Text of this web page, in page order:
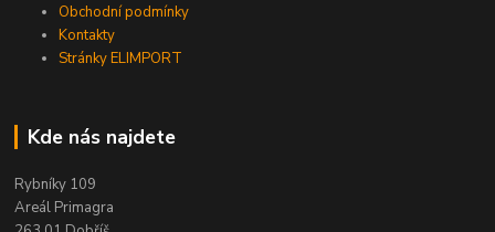
Obchodní podmínky
Kontakty
Stránky ELIMPORT
Kde nás najdete
Rybníky 109
Areál Primagra